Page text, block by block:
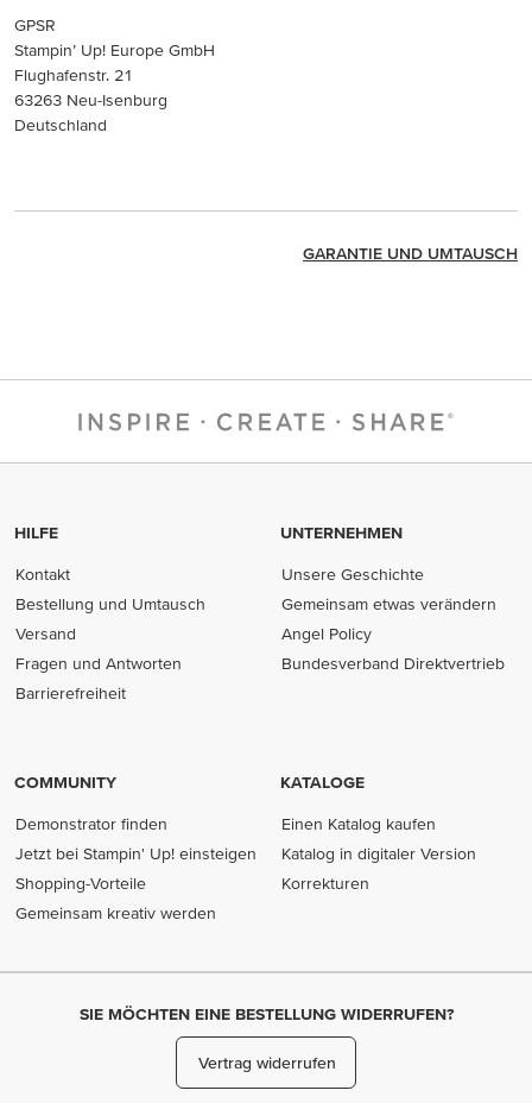
GPSR
Stampin’ Up! Europe GmbH
Flughafenstr. 21
63263 Neu-Isenburg
Deutschland
GARANTIE UND UMTAUSCH
HILFE
Kontakt
Bestellung und Umtausch
Versand
Fragen und Antworten
Barrierefreiheit
UNTERNEHMEN
Unsere Geschichte
Gemeinsam etwas verändern
Angel Policy
Bundesverband Direktvertrieb
COMMUNITY
Demonstrator finden
Jetzt bei Stampin' Up! einsteigen
Shopping-Vorteile
Gemeinsam kreativ werden
KATALOGE
Einen Katalog kaufen
Katalog in digitaler Version
Korrekturen
SIE MÖCHTEN EINE BESTELLUNG WIDERRUFEN?
Vertrag widerrufen